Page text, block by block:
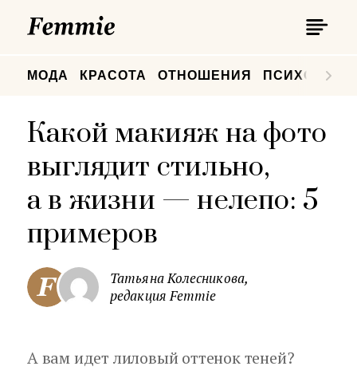
МОДА КРАСОТА ОТНОШЕНИЯ
Какой макияж на фото
выглядит стильно,
а в жизни — нелепо: 5
примеров
Татьяна Колесникова,
редакция Femmie
А вам идет лиловый оттенок теней?